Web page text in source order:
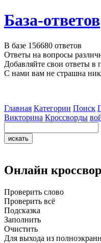
База-ответов
В базе 156680 ответов
Ответы на вопросы
Добавляйте свои ответы
С нами вам не страшна
Главная Категории Поиск
Викторина Кроссворды
Онлайн
Проверить слово
Проверить всё
Подсказка
Заполнить
Очистить
Для выхода из